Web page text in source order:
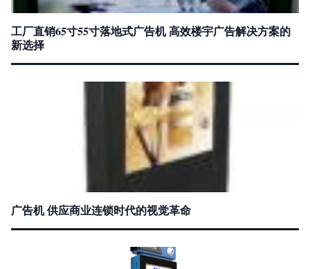
工厂直销65寸55寸落地式广告机 高效楼宇广告解决方案的
新选择
广告机 供应商业连锁时代的视觉革命